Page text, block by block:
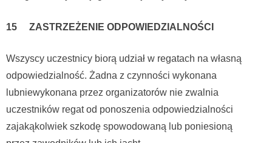
15 ZASTRZEŻENIE ODPOWIEDZIALNOŚCI
Wszyscy uczestnicy biorą udział w regatach na własną
odpowiedzialność. Żadna z czynności wykonana
lubniewykonana przez organizatorów nie zwalnia
uczestników regat od ponoszenia odpowiedzialności
zajakąkolwiek szkodę spowodowaną lub poniesioną